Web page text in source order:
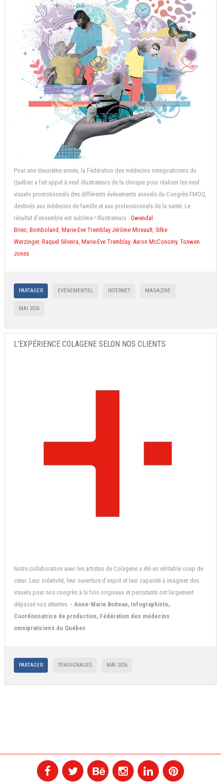
Pour une deuxième année, la Fédération des médecins omnipraticiens du
Québec a fait appel à neuf illustrateurs de la clinique pour réaliser les neuf
visuels promotionnels des différents événements annuels du Congrès FMOQ,
destinés aux médecins de famille et aux professionnels de la santé. Le
résultat d’ensemble est sublime ! Illustrateurs : Gwendal
Briec, Bomboland , Marie-Eve Tremblay Jérôme Mireault, Silke
Werzinger, Raquel Silveira, Marie-Eve Tremblay, Aaron McConomy, Tonwen
Jones
PARTAGER EVÉNEMENTIEL INTERNET MAGAZINE
MAI 2026
L'EXPÉRIENCE COLAGENE SELON NOS CLIENTS
Notre collaboration avec les artistes de Colagene a été un véritable coup de
cœur. Leur créativité, leur ouverture d’esprit et leur capacité à imaginer des
visuels pour nos congrès à la fois originaux et percutants ont largement
dépassé nos attentes. - Anne-Marie Boiteau, Infographiste,
Coordonnatrice de production, Fédération des médecins
omnipraticiens du Québec
PARTAGER TÉMOIGNAGES MAI 2026